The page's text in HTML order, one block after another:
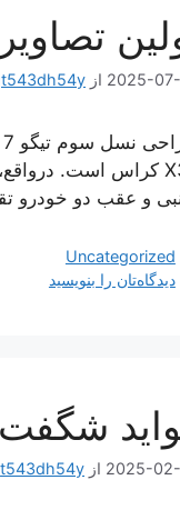
تصاویر
2025- از
و عقب دو خودرو تقریباً
دسته‌ها
Uncategorized
دیدگاه‌تان را بنویسید
2025- از